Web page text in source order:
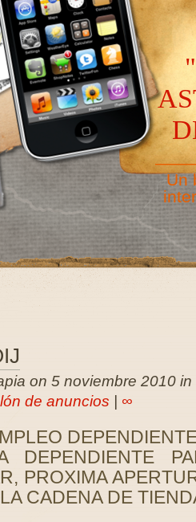
Un
on 5 noviembre 2010 in
de anuncios ∞
DEPENDIENTE
PROXIMA
CADENA DE